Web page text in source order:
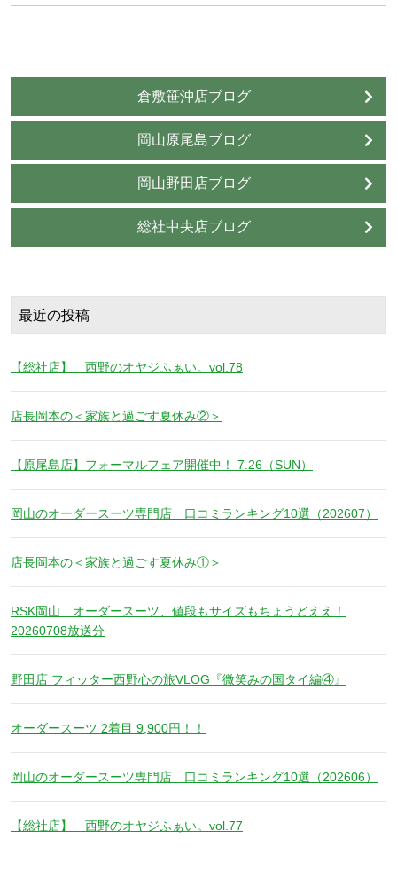
倉敷笹沖店ブログ
岡山原尾島ブログ
岡山野田店ブログ
総社中央店ブログ
最近の投稿
【総社店】 西野のオヤジふぁい。vol.78
店長岡本の＜家族と過ごす夏休み②＞
【原尾島店】フォーマルフェア開催中！ 7.26（SUN）
岡山のオーダースーツ専門店 口コミランキング10選（202607）
店長岡本の＜家族と過ごす夏休み①＞
RSK岡山 オーダースーツ、値段もサイズもちょうどええ！
20260708放送分
野田店 フィッター西野心の旅VLOG『微笑みの国タイ編④』
オーダースーツ 2着目 9,900円！！
岡山のオーダースーツ専門店 口コミランキング10選（202606）
【総社店】 西野のオヤジふぁい。vol.77